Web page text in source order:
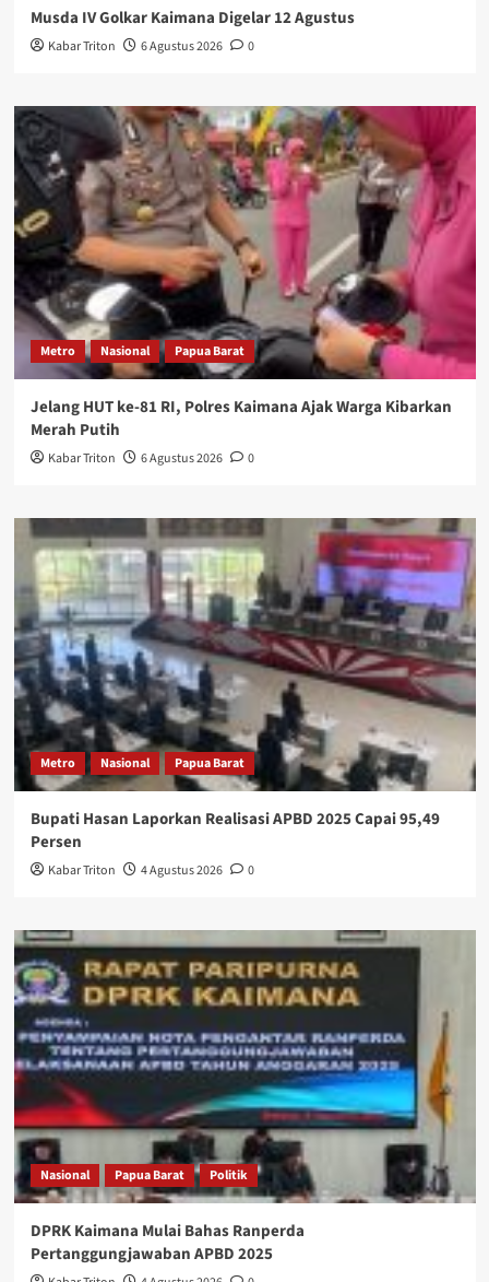
Musda IV Golkar Kaimana Digelar 12 Agustus
Kabar Triton 6 Agustus 2026 0
Metro Nasional Papua Barat
Jelang HUT ke-81 RI, Polres Kaimana Ajak Warga Kibarkan
Merah Putih
Kabar Triton 6 Agustus 2026 0
Metro Nasional Papua Barat
Bupati Hasan Laporkan Realisasi APBD 2025 Capai 95,49
Persen
Kabar Triton 4 Agustus 2026 0
Nasional Papua Barat Politik
DPRK Kaimana Mulai Bahas Ranperda
Pertanggungjawaban APBD 2025